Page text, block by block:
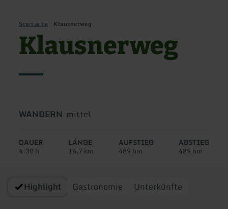
Startseite Klausnerweg
Klausnerweg
Art
Tour:
WANDERN-Schwierigkeit:
mittel
DAUER
4:30 h
LÄNGE
16,7 km
AUFSTIEG
489 hm
ABSTIEG
489 hm
Highlight Gastronomie Unterkünfte